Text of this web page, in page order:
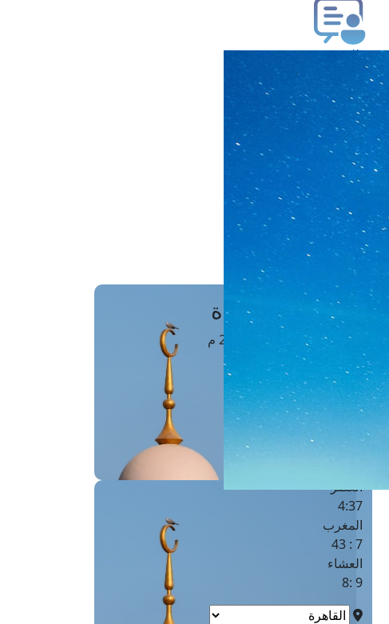
طلب فتوى
استعلام عن فتوى
حجز موعد
الفتوى الهاتفية
مَواقِيتُ الصَّـــلاة
القاهرة · 08 أغسطس 2026 م
الفجر
4 :42
الشروق
العصر
4:37
المغرب
7 : 43
العشاء
9 :8